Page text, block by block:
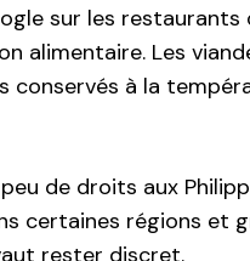
sur les restaurants
alimentaire. Les
conservés à la
de droits aux
certaines régions et
rester discret.